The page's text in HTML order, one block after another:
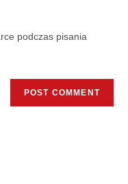
podczas pisania